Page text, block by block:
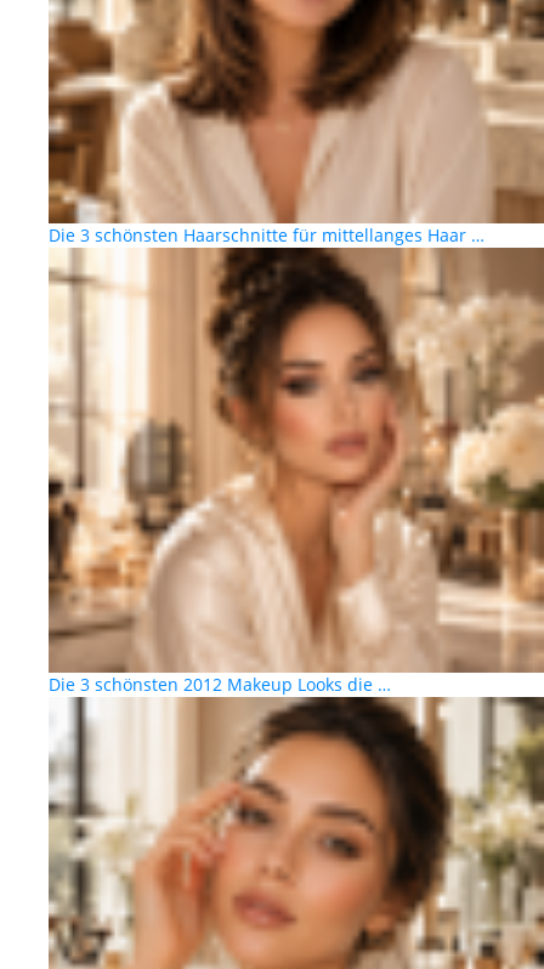
Die 3 schönsten Haarschnitte für mittellanges Haar …
Die 3 schönsten 2012 Makeup Looks die …